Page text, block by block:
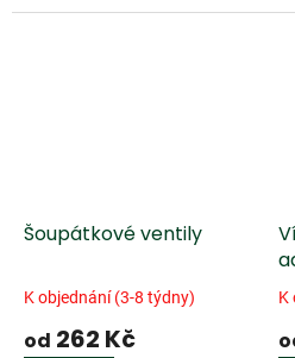
Šoupátkové ventily
K objednání (3-8 týdny)
od 262 Kč
K